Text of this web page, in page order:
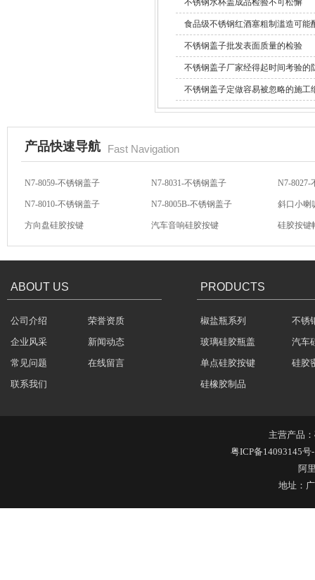
玻璃瓶硅胶套
不锈钢水杯盖成品检验不可松懈
食品级不锈钢红酒塞粗制滥造可能
不锈钢盖子批发表面质量的检验
不锈钢盖子厂家经得起时间考验的
不锈钢盖子定做容易被忽略的施工
产品快速导航 Fast Navigation
N7-8059-不锈钢盖子 N7-8031-不锈钢盖子 N7-8027-
N7-8010-不锈钢盖子 N7-8005B-不锈钢盖子 斜口小喇
方向盘硅胶按键 汽车音响硅胶按键 硅胶按键
汽车音响导电硅胶按键 轻触开关硅胶按键 汽车音响
ABOUT US
公司介绍
荣誉资质
企业风采
新闻动态
常见问题
在线留言
联系我们
PRODUCTS
椒盐瓶系列
不锈
玻璃硅胶瓶盖
汽车
单点硅胶按键
硅胶
硅橡胶制品
主营产品：
粤ICP备14093145号
阿
地址：